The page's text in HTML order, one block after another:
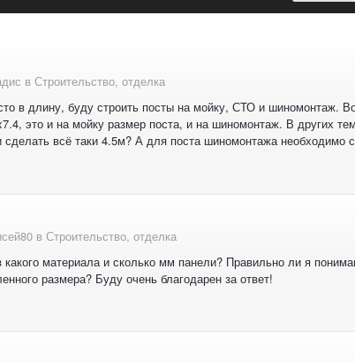
в Строительство, отделка
в длину, буду строить посты на мойку, СТО и шиномонтаж.
это и на мойку размер поста, и на шиномонтаж. В других
всё таки 4.5м? А для поста шиномонтажа необходимо
в Строительство, отделка
материала и сколько мм панели? Правильно ли я
размера? Буду очень благодарен за ответ!